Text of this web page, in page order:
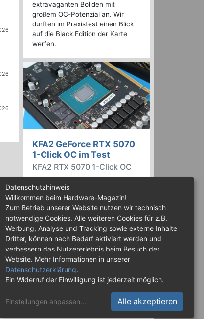
extravaganten Boliden mit
großem OC-Potenzial an. Wir
durften im Praxistest einen Blick
auf die Black Edition der Karte
werfen.
KFA2 GeForce RTX 5070
1-Click OC im Test
KFA2 RTX 5070 1-Click OC
Nvidia die GeForce RTX 5070
installiert, die auf der
abgespeckten Blackwell-Variante
GB205 basiert. Wir haben uns ein
Custom-Design von Hersteller
KFA2 im Test genauer angesehen.
Datenschutzhinweis
Willkommen beim Hardware-Magazin!
Zum Betrieb unserer Website nutzen wir technisch
notwendige Cookies. Alle weiteren Cookies für z.B.
Werbung, Analyse und Tracking sowie externe Inhalte
Dritter, können nach Bedarf aktiviert werden und
verbessern das Nutzererlebnis beim Besuch der
Website. Mehr Informationen in unserer
Datenschutzerklärung.
Ein Widerruf der Einwilligung ist jederzeit möglich.
Einstellungen anpassen... Alle akzeptieren